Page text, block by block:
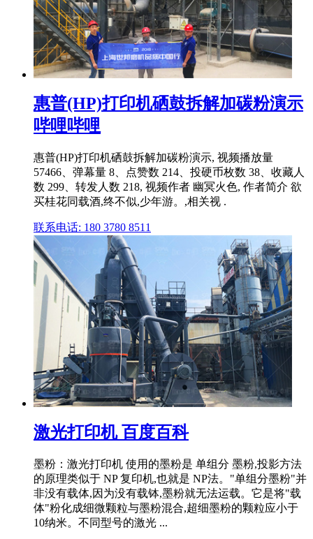
惠普(HP)打印机硒鼓拆解加碳粉演示
哔哩哔哩
惠普(HP)打印机硒鼓拆解加碳粉演示, 视频播放量
57466、弹幕量 8、点赞数 214、投硬币枚数 38、收藏人
数 299、转发人数 218, 视频作者 幽冥火色, 作者简介 欲
买桂花同载酒,终不似,少年游。,相关视 .
联系电话: 180 3780 8511
激光打印机 百度百科
墨粉：激光打印机 使用的墨粉是 单组分 墨粉,投影方法
的原理类似于 NP 复印机,也就是 NP法。"单组分墨粉"并
非没有载体,因为没有载钵,墨粉就无法运载。它是将"载
体"粉化成细微颗粒与墨粉混合,超细墨粉的颗粒应小于
10纳米。不同型号的激光 ...